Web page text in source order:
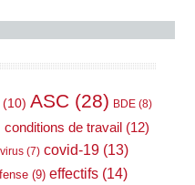
(10) ASC (28) BDE (8)
conditions de travail (12)
(7) covid-19 (13)
(9) effectifs (14)